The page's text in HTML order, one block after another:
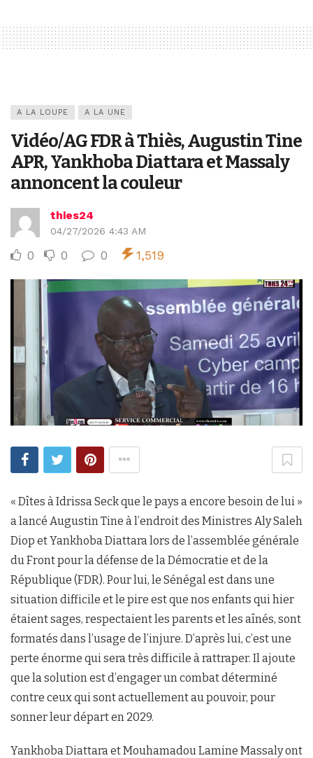
A LA LOUPE A LA UNE
Vidéo/AG FDR à Thiès, Augustin Tine
APR, Yankhoba Diattara et Massaly
annoncent la couleur
thies24
04/27/2026 4:43 AM
0 0 0 1,519
« Dîtes à Idrissa Seck que le pays a encore besoin de lui »
a lancé Augustin Tine à l’endroit des Ministres Aly Saleh
Diop et Yankhoba Diattara lors de l’assemblée générale
du Front pour la défense de la Démocratie et de la
République (FDR). Pour lui, le Sénégal est dans une
situation difficile et le pire est que nos enfants qui hier
étaient sages, respectaient les parents et les aînés, sont
formatés dans l’usage de l’injure. D’après lui, c’est une
perte énorme qui sera très difficile à rattraper. Il ajoute
que la solution est d’engager un combat déterminé
contre ceux qui sont actuellement au pouvoir, pour
sonner leur départ en 2029.
Yankhoba Diattara et Mouhamadou Lamine Massaly ont